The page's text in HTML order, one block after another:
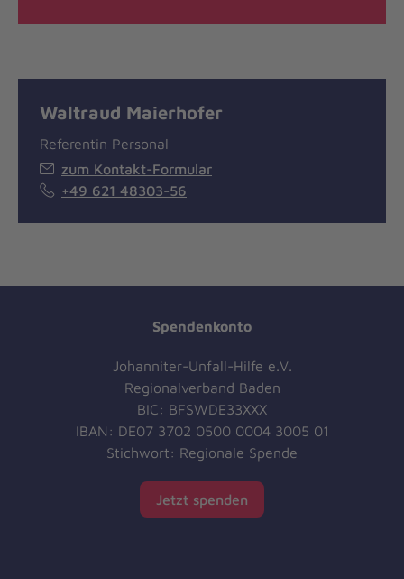
Waltraud Maierhofer
Referentin Personal
zum Kontakt-Formular
+49 621 48303-56
Spendenkonto
Johanniter-Unfall-Hilfe e.V.
Regionalverband Baden
BIC: BFSWDE33XXX
IBAN: DE07 3702 0500 0004 3005 01
Stichwort: Regionale Spende
Jetzt spenden